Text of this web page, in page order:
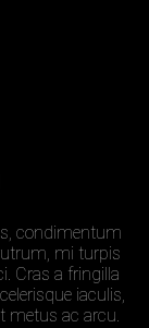
condimentum
mi turpis
Cras a fringilla
iaculis,
metus ac arcu.